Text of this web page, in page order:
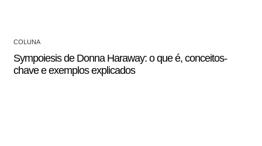
COLUNA
Sympoiesis de Donna Haraway: o que é, conceitos-
chave e exemplos explicados